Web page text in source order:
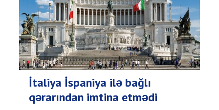
İtaliya İspaniya ilə bağlı
qərarından imtina etmədi